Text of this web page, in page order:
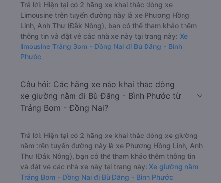
Trả lời: Hiện tại có 2 hãng xe khai thác dòng xe
Limousine trên tuyến đường này là xe Phương Hồng
Linh, Anh Thư (Đắk Nông), bạn có thể tham khảo thêm
thông tin và đặt vé các nhà xe này tại trang này: Xe
limousine Trảng Bom - Đồng Nai đi Bù Đăng - Bình
Phước
Câu hỏi: Các hãng xe nào khai thác dòng
xe giường nằm đi Bù Đăng - Bình Phước từ
Trảng Bom - Đồng Nai?
Trả lời: Hiện tại có 2 hãng xe khai thác dòng xe giường
nằm trên tuyến đường này là xe Phương Hồng Linh, Anh
Thư (Đắk Nông), bạn có thể tham khảo thêm thông tin
và đặt vé các nhà xe này tại trang này: Xe giường nằm
Trảng Bom - Đồng Nai đi Bù Đăng - Bình Phước